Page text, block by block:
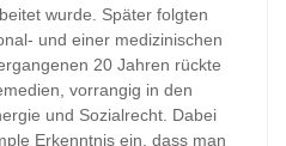
wurde. Später folgten
und einer medizinischen
20 Jahren rückte
vorrangig in den
und Sozialrecht. Dabei
Erkenntnis ein, dass man